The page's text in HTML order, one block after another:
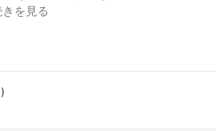
きを見る